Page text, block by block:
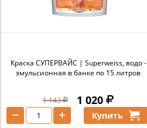
Краска СУПЕРВАЙС | Superweiss, водо -
эмульсионная в банке по 15 литров
1 143 1 020
+
− Купить